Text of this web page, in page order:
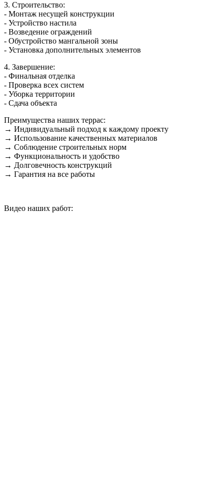
3. Строительство:
- Монтаж несущей конструкции
- Устройство настила
- Возведение ограждений
- Обустройство мангальной зоны
- Установка дополнительных элементов
4. Завершение:
- Финальная отделка
- Проверка всех систем
- Уборка территории
- Сдача объекта
Преимущества наших террас:
→ Индивидуальный подход к каждому проекту
→ Использование качественных материалов
→ Соблюдение строительных норм
→ Функциональность и удобство
→ Долговечность конструкций
→ Гарантия на все работы
Видео наших работ: